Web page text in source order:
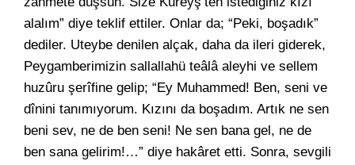
alalım” diye teklif ettiler. Onlar da; “Peki, boşadık”
dediler. Uteybe denilen alçak, daha da ileri giderek,
Peygamberimizin sallallahü teâlâ aleyhi ve sellem
huzûru şerîfine gelip; “Ey Muhammed! Ben, seni ve
dînini tanımıyorum. Kızını da boşadım. Artık ne sen
beni sev, ne de ben seni! Ne sen bana gel, ne de
ben sana gelirim!…” diye hakâret etti. Sonra, sevgili